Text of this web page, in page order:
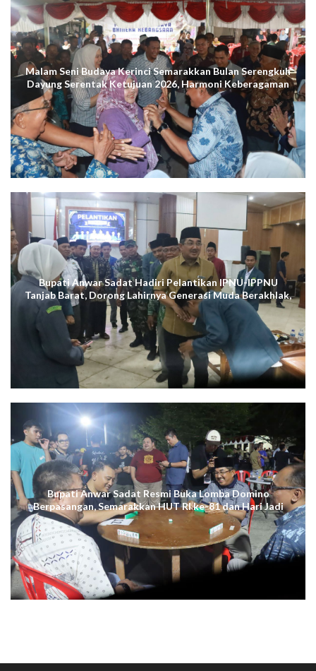
Malam Seni Budaya Kerinci Semarakkan Bulan Serengkuh
Dayung Serentak Ketujuan 2026, Harmoni Keberagaman
Terus Menggema di Kuala Tungkal
Bupati Anwar Sadat Hadiri Pelantikan IPNU-IPPNU
Tanjab Barat, Dorong Lahirnya Generasi Muda Berakhlak,
Cerdas Digital, dan Berdaya Saing
Bupati Anwar Sadat Resmi Buka Lomba Domino
Berpasangan, Semarakkan HUT RI ke-81 dan Hari Jadi
ke-61 Tanjab Barat